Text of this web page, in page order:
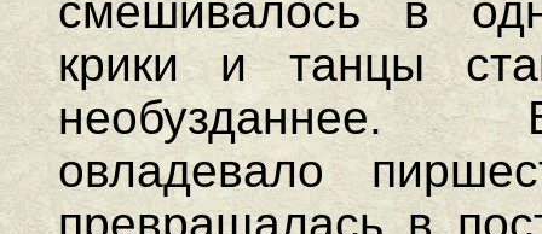
смешивалось в
крики и танцы
необузданнее.
овладевало
превращалась в